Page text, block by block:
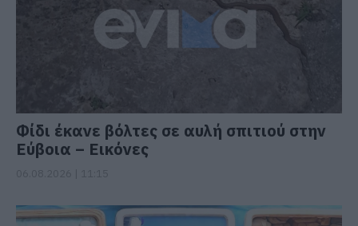
Φίδι έκανε βόλτες σε αυλή σπιτιού στην
Εύβοια – Εικόνες